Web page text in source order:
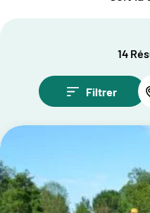
14
Filtrer